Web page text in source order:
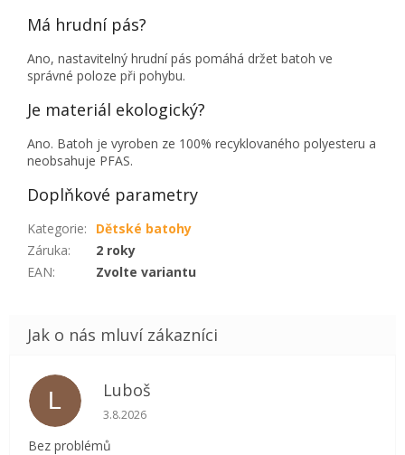
Má hrudní pás?
Ano, nastavitelný hrudní pás pomáhá držet batoh ve
správné poloze při pohybu.
Je materiál ekologický?
Ano. Batoh je vyroben ze 100% recyklovaného polyesteru a
neobsahuje PFAS.
Doplňkové parametry
Kategorie:
Dětské batohy
Záruka:
2 roky
EAN: Zvolte variantu
L Luboš
Hodnocení obchodu je 5 z 5 hvězdiček.
3.8.2026
Bez problémů